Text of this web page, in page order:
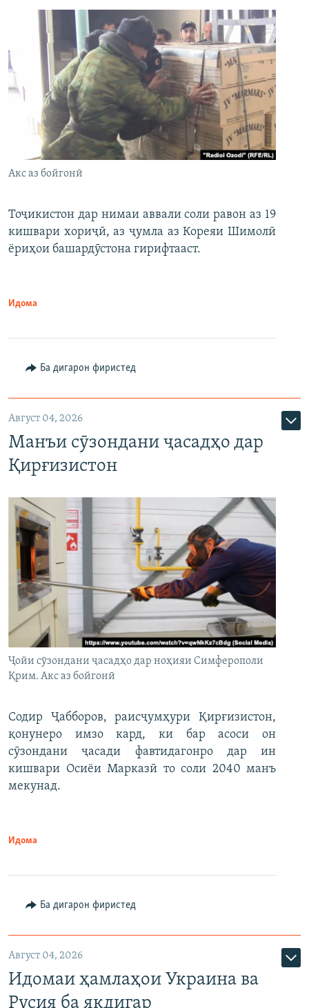
Акс аз бойгонӣ
Тоҷикистон дар нимаи аввали соли равон аз 19
кишвари хориҷӣ, аз ҷумла аз Кореяи Шимолӣ
ёриҳои башардӯстона гирифтааст.
Идома
Ба дигарон фиристед
Август 04, 2026
Манъи сӯзондани ҷасадҳо дар
Қирғизистон
Ҷойи сӯзондани ҷасадҳо дар ноҳияи Симферополи
Қрим. Акс аз бойгонӣ
Содир Ҷабборов, раисҷумҳури Қирғизистон,
қонунеро имзо кард, ки бар асоси он
сӯзондани ҷасади фавтидагонро дар ин
кишвари Осиёи Марказӣ то соли 2040 манъ
мекунад.
Идома
Ба дигарон фиристед
Август 04, 2026
Идомаи ҳамлаҳои Украина ва
Русия ба якдигар